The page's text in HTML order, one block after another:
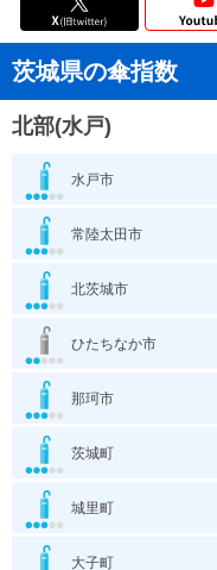
茨城県の傘指数
北部(水戸)
水戸市
常陸太田市
北茨城市
ひたちなか市
那珂市
茨城町
城里町
大子町